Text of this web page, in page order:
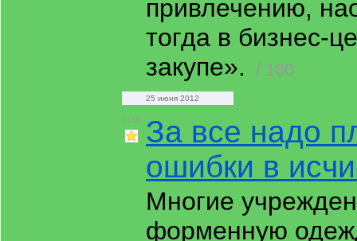
привлечению,
тогда в бизнес-
закупе».
/ 160
25 июня 2012
12:58
За все надо
ошибки в
Многие
форменную